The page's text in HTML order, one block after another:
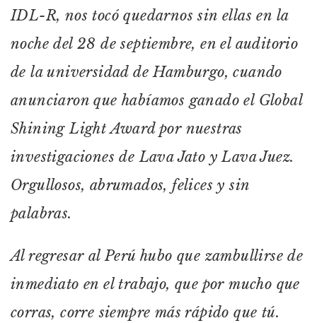
IDL-R, nos tocó quedarnos sin ellas en la
noche del 28 de septiembre, en el auditorio
de la universidad de Hamburgo, cuando
anunciaron que habíamos ganado el Global
Shining Light Award por nuestras
investigaciones de Lava Jato y Lava Juez.
Orgullosos, abrumados, felices y sin
palabras.
Al regresar al Perú hubo que zambullirse de
inmediato en el trabajo, que por mucho que
corras, corre siempre más rápido que tú.